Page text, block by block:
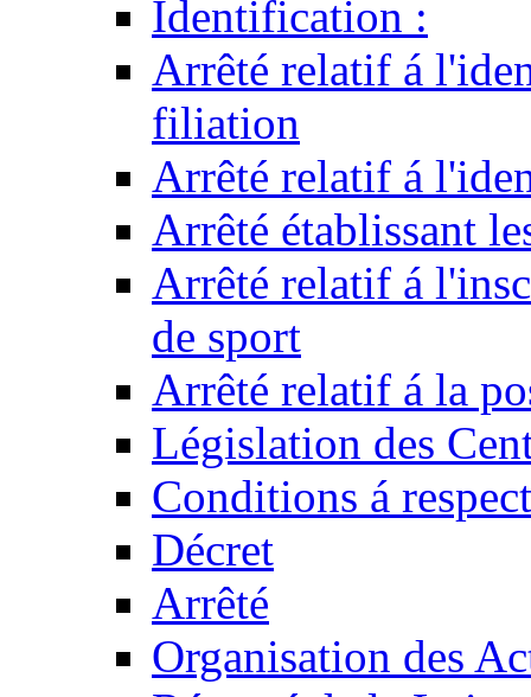
Identification :
Arrêté relatif á
filiation
Arrêté relatif á
Arrêté établissant
Arrêté relatif á
de sport
Arrêté relatif á la
Législation des
Conditions á
Décret
Arrêté
Organisation des